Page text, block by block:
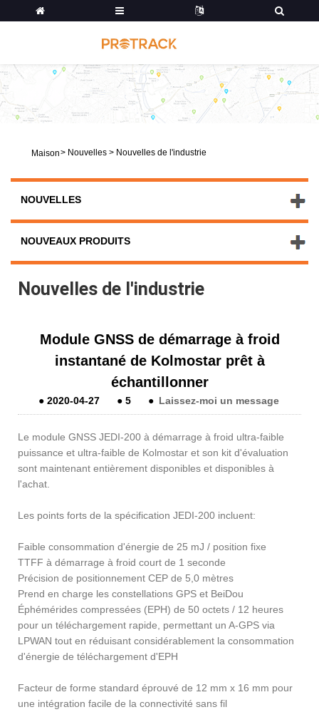
Maison> Nouvelles > Nouvelles de l'industrie
NOUVELLES
NOUVEAUX PRODUITS
Nouvelles de l'industrie
Module GNSS de démarrage à froid
instantané de Kolmostar prêt à
échantillonner
● 2020-04-27 ● 5 ● Laissez-moi un message
Le module GNSS JEDI-200 à démarrage à froid ultra-faible
puissance et ultra-faible de Kolmostar et son kit d'évaluation
sont maintenant entièrement disponibles et disponibles à
l'achat.
Les points forts de la spécification JEDI-200 incluent:
Faible consommation d'énergie de 25 mJ / position fixe
TTFF à démarrage à froid court de 1 seconde
Précision de positionnement CEP de 5,0 mètres
Prend en charge les constellations GPS et BeiDou
Éphémérides compressées (EPH) de 50 octets / 12 heures
pour un téléchargement rapide, permettant un A-GPS via
LPWAN tout en réduisant considérablement la consommation
d'énergie de téléchargement d'EPH
Facteur de forme standard éprouvé de 12 mm x 16 mm pour
une intégration facile de la connectivité sans fil